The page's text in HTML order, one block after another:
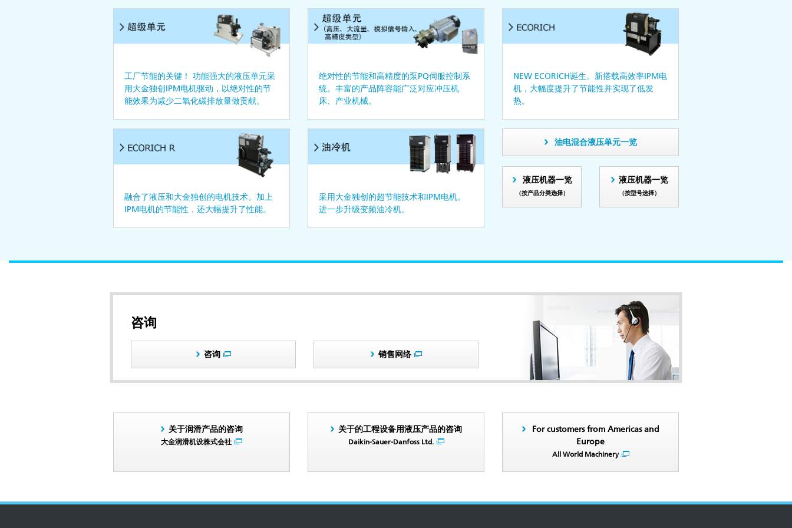
工厂节能的关键！ 功能强大的液压单元采
用大金独创IPM电机驱动，以绝对性的节
能效果为减少二氧化碳排放量做贡献。
绝对性的节能和高精度的泵PQ伺服控制系
统。丰富的产品阵容能广泛对应冲压机
床、产业机械。
NEW ECORICH诞生。新搭载高效率IPM电
机，大幅度提升了节能性并实现了低发
热。
融合了液压和大金独创的电机技术。加上
IPM电机的节能性，还大幅提升了性能。
采用大金独创的超节能技术和IPM电机。
进一步升级变频油冷机。
油电混合液压单元一览
液压机器一览
（按产品分类选择）
液压机器一览
（按型号选择）
咨询
咨询 销售网络
关于润滑产品的咨询
大金润滑机设株式会社
关于的工程设备用液压产品的咨询
Daikin-Sauer-Danfoss Ltd.
For customers from Americas and
Europe
All World Machinery